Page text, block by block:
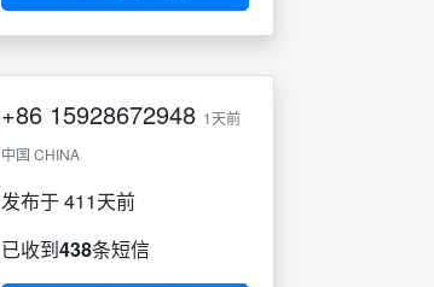
+86 15928672948 1天前
中国 CHINA
发布于 411天前
已收到438条短信